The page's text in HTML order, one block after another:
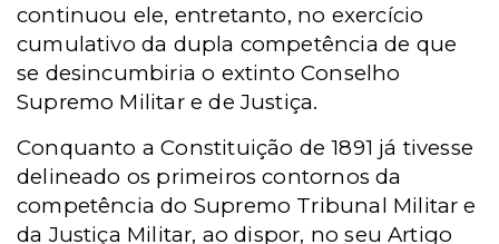
continuou ele, entretanto, no exercício
cumulativo da dupla competência de que
se desincumbiria o extinto Conselho
Supremo Militar e de Justiça.
Conquanto a Constituição de 1891 já tivesse
delineado os primeiros contornos da
competência do Supremo Tribunal Militar e
da Justiça Militar, ao dispor, no seu Artigo